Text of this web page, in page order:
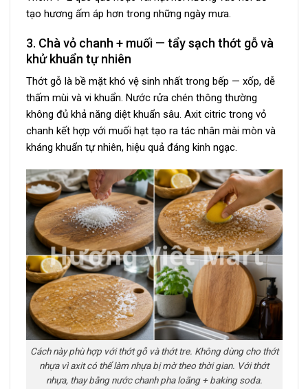
tạo hương ấm áp hơn trong những ngày mưa.
3. Chà vỏ chanh + muối — tẩy sạch thớt gỗ và
khử khuẩn tự nhiên
Thớt gỗ là bề mặt khó vệ sinh nhất trong bếp — xốp, dễ
thấm mùi và vi khuẩn. Nước rửa chén thông thường
không đủ khả năng diệt khuẩn sâu. Axit citric trong vỏ
chanh kết hợp với muối hạt tạo ra tác nhân mài mòn và
kháng khuẩn tự nhiên, hiệu quả đáng kinh ngạc.
Cách này phù hợp với thớt gỗ và thớt tre. Không dùng cho thớt
nhựa vì axit có thể làm nhựa bị mờ theo thời gian. Với thớt
nhựa, thay bằng nước chanh pha loãng + baking soda.